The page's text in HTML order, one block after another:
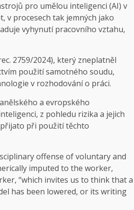
pro umělou inteligenci (AI) v
v procesech tak jemných jako
vyhynutí pracovního vztahu,
2759/2024), který zneplatněl
použití samotného soudu,
v rozhodování o práci.
a evropského
z pohledu rizika a jejich
při použití těchto
offense of voluntary and
imputed to the worker,
“which invites us to think that a
has been lowered, or its writing